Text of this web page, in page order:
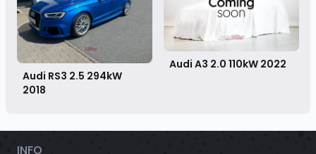
Audi RS3 2.5 294kW
2018
Audi A3 2.0 110kW 2022
INFO